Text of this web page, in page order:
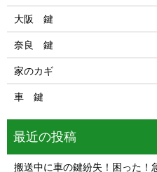
大阪 鍵
奈良 鍵
家のカギ
車 鍵
最近の投稿
搬送中に車の鍵紛失！困った！